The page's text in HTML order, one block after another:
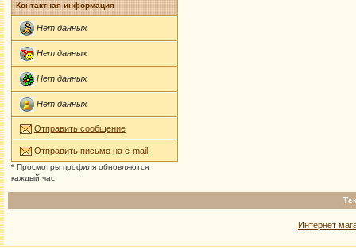
Контактная информация
Нет данных
Нет данных
Нет данных
Нет данных
Отправить сообщение
Отправить письмо на e-mail
* Просмотры профиля обновляются
каждый час
Интернет